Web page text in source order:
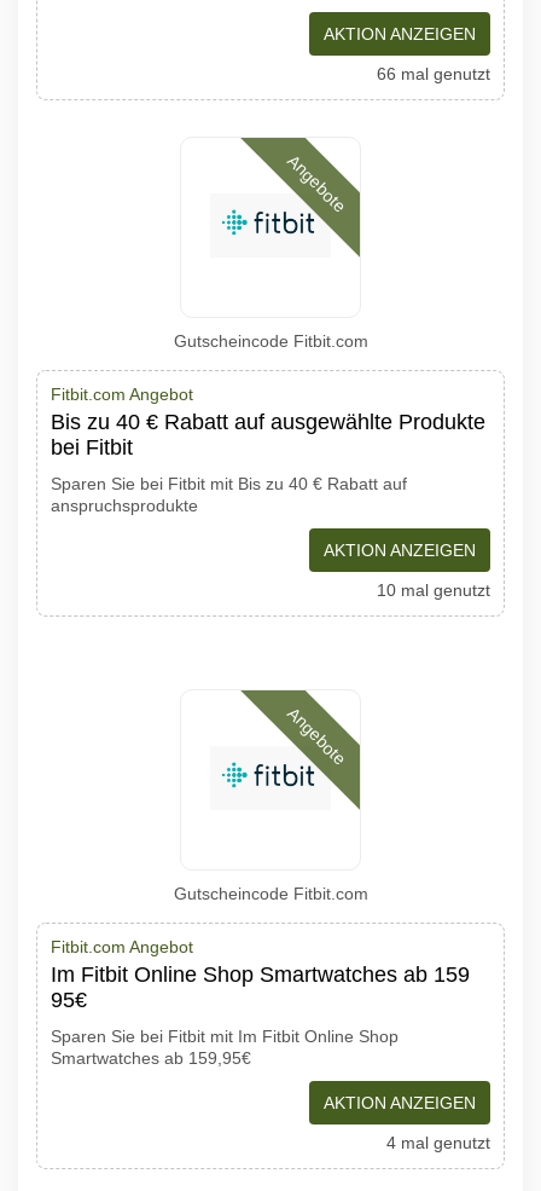
AKTION ANZEIGEN
66 mal genutzt
Angebote
Gutscheincode Fitbit.com
Fitbit.com Angebot
Bis zu 40 € Rabatt auf ausgewählte Produkte
bei Fitbit
Sparen Sie bei Fitbit mit Bis zu 40 € Rabatt auf
anspruchsprodukte
AKTION ANZEIGEN
10 mal genutzt
Angebote
Gutscheincode Fitbit.com
Fitbit.com Angebot
Im Fitbit Online Shop Smartwatches ab 159
95€
Sparen Sie bei Fitbit mit Im Fitbit Online Shop
Smartwatches ab 159,95€
AKTION ANZEIGEN
4 mal genutzt